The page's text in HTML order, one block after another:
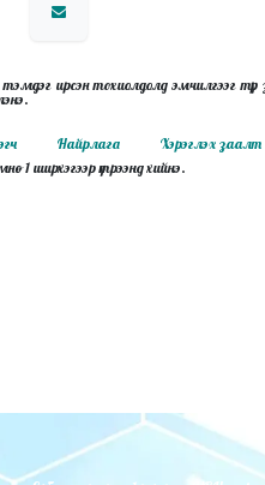
ирсэн тохиолдолд эмчилгээг
Найрлага
Хэрэглэх заалт
1 ширхэгээр үтрээнд хийнэ.